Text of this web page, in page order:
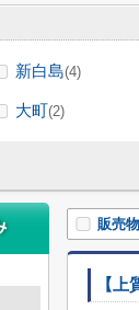
新白島(4)
大町(2)
販売
【